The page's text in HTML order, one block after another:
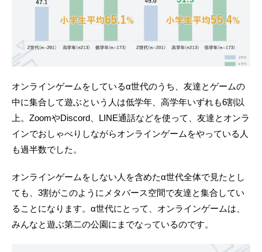
オンラインゲームをしているα世代のうち、友達とゲームの
中に集合して遊ぶという人は低学年、高学年いずれも6割以
上。ZoomやDiscord、LINE通話などを使って、友達とオンラ
インでおしゃべりしながらオンラインゲームをやっている人
も過半数でした。
オンラインゲームをしない人を含めたα世代全体で見たとし
ても、3割がこのようにメタバース空間で友達と集合してい
ることになります。α世代にとって、オンラインゲームは、
みんなと遊ぶ第二の公園にまでなっているのです。